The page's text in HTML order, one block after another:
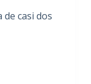
casi dos